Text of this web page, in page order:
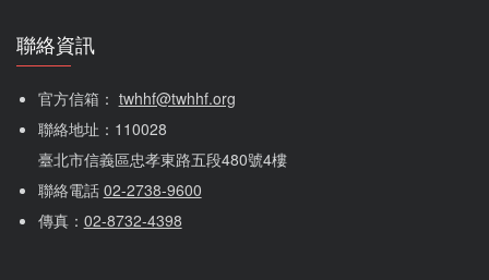
聯絡資訊
官方信箱： twhhf@twhhf.org
聯絡地址：110028
臺北市信義區忠孝東路五段480號4樓
聯絡電話 02-2738-9600
傳真： 02-8732-4398